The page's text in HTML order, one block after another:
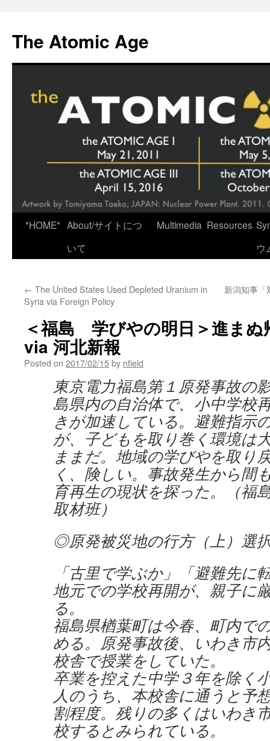
content
The Atomic Age
*HOME* About/サイトにつ
いて
Multimedia Resources
ウ
← The United States Used Depleted Uranium in
Syria via Foreign Policy
新潟知事
＜福島 学びやの明日＞進ま
via 河北新報
Posted on 2017/02/15by nfield
東京電力福島第１原発事故の
島県内の自治体で、小中学校
きが加速している。避難指示
が、子どもを取り巻く環境は
ままだ。地域の学びやを取り
く、険しい。事故発生から間
育再生の現状を探った。（福
取材班）
◎原発被災地の行方（上）選
「古里で学ぶか」「避難先に
地元での学校再開が、親子に
る。
福島県楢葉町は今春、町内で
める。原発事故後、いわき市
校舎で授業をしていた。
卒業を控えた中学３年を除く
人のうち、本校舎に通うと予
割程度。残りの多くはいわき
校するとみられている。